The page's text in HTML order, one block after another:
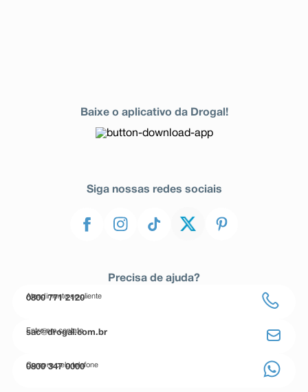
Baixe o aplicativo da Drogal!
Siga nossas redes sociais
Precisa de ajuda?
Atendimento ao cliente
0800 771 2120
Entre em contato
sac@drogal.com.br
Compre pelo telefone
0800 347 0000